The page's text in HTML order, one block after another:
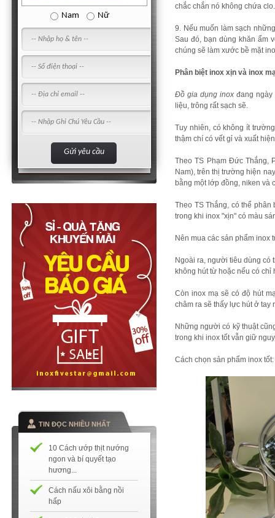
Nam Nữ
TIN ĐỌC NHIỀU NHẤT
10 Cách ướp thịt nướng
ngon và bí quyết tạo
hương...
Cách nấu xôi bằng nồi
hấp
chắc chắn nó không chứa
9. Nếu muốn làm sạch
Sau đó, bạn dùng khăn ẩm
chúng sẽ làm xước bề mặt
Phân biệt inox xịn và inox
Đồ gia dụng inox đang
liệu, trông rất sạch sẽ.
Tuy nhiên, có không ít
thậm chí có vết gỉ và xuất
Theo TS Phạm Đức Thắng,
Nam), trên thị trường hiện
bằng một lớp đồng, niken và
Theo TS Thắng, có thể
trong khi inox "xịn" có màu
Nên mua các sản phẩm
Ngoài ra, người tiêu dùng có
không hút từ hoặc nếu có
Còn inox mạ sẽ có độ hút
châm ra sẽ thấy lực hút ở tay
Những người có kỹ thuật
trong khi inox tốt vẫn giữ
Cách chọn sản phẩm inox tốt: